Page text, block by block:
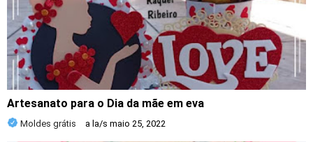
Artesanato para o Dia da mãe em eva
Moldes grátis a la/s maio 25, 2022